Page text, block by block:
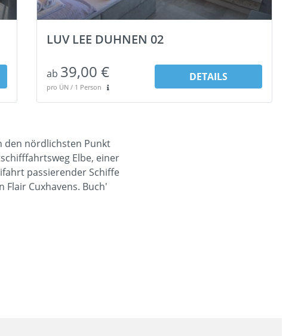
LUV LEE DUHNEN 02
ab 39,00 €
pro ÜN / 1 Person
DETAILS
den nördlichsten Punkt
Elbe, einer
passierender Schiffe
Cuxhavens. Buch'